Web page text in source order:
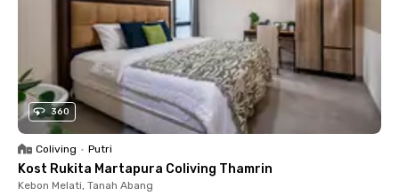
360
Coliving • Putri
Kost Rukita Martapura Coliving Thamrin
Kebon Melati, Tanah Abang